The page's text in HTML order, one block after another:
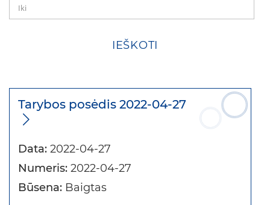
IEŠKOTI
Tarybos posėdis 2022-04-27
Data: 2022-04-27
Numeris: 2022-04-27
Būsena: Baigtas